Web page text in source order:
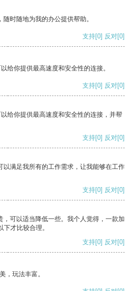
时随地为我的办公提供帮助。
支持[0] 反对[0]
给你提供最高速度和安全性的连接。
支持[0] 反对[0]
给你提供最高速度和安全性的连接，并帮
支持[0] 反对[0]
以满足我所有的工作需求，让我能够在工作
支持[0] 反对[0]
，可以适当降低一些。我个人觉得，一款加
才比较合理。
支持[0] 反对[0]
，玩法丰富。